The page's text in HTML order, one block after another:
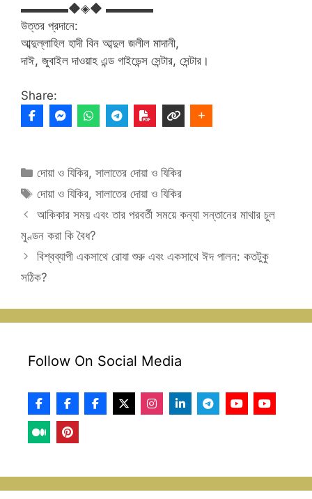
▬▬▬▬◆◈◆ ▬▬▬▬
উত্তর প্রদানে:
আব্দুল্লাহিল হাদী বিন আব্দুল জলীল মাদানী,
দাঈ, জুবাইল দাওয়াহ এন্ড গাইডেন্স সেন্টার, সেন্টার।
Share:
Categories
দোয়া ও যিকির,সালাতের দোয়া ও যিকির
Tags
দোয়া ও যিকির,সালাতের দোয়া ও যিকির
আকিকার সময় এবং তার পরবর্তী সময়ে কন্যা সন্তানের মাথার চুল
মুণ্ডন করা কি বৈধ?
বিশ্বব্যাপী একসাথে রোযা শুরু এবং একসাথে ঈদ পালন: কতটুকু
সঠিক?
Follow On Social Media